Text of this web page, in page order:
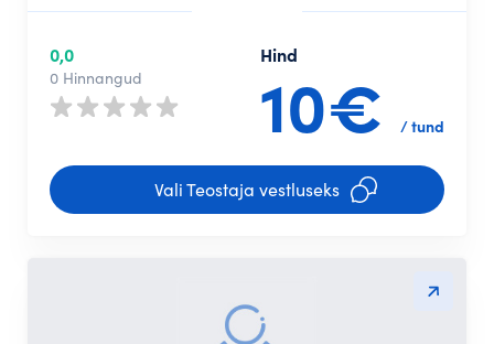
Vali Teostaja vestluseks
Hind
10€ / tund
0,0
0 Hinnangud